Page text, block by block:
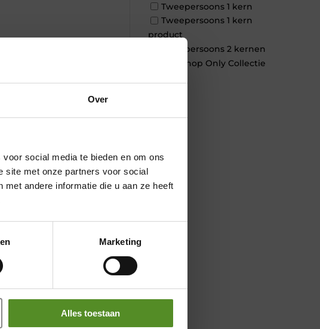
Over
social media te bieden en om ons
site met onze partners voor social
andere informatie die u aan ze heeft
Marketing
Alles toestaan
Tweepersoons 1 kern
Tweepersoons 1 kern
product
Tweepersoons 2 kernen
Webshop Only Collectie